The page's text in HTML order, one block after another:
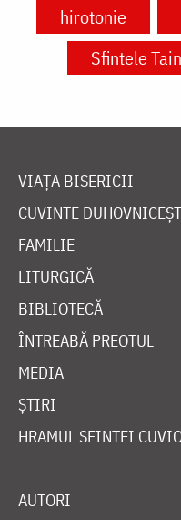
hirotonie
Sfintele
VIAȚA BISERICII
CUVINTE
FAMILIE
LITURGICĂ
BIBLIOTECĂ
ÎNTREABĂ PREOTUL
MEDIA
ȘTIRI
HRAMUL SFINTEI
AUTORI